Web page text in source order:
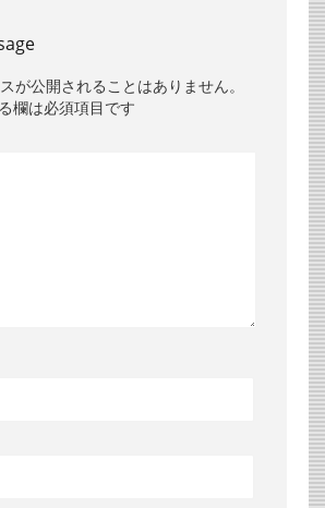
が公開されることはありません。
欄は必須項目です